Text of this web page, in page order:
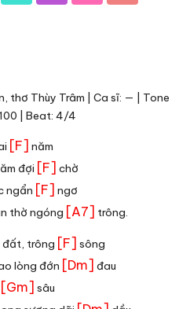
thơ Thùy Trâm | Ca sĩ: — | Tone
| Beat: 4/4
[F] năm
đợi [F] chờ
ngẩn [F] ngơ
thờ ngóng [A7] trông.
đất, trông [F] sông
lòng đớn [Dm] đau
[Gm] sâu